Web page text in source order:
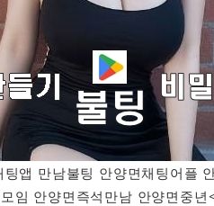
앱 만남불팅 안양면채팅어플
임 안양면즉석만남 안양면중